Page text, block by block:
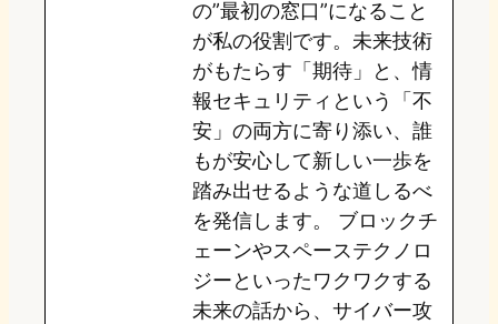
n
k
の”最初の窓口”になること
が私の役割です。未来技術
がもたらす「期待」と、情
報セキュリティという「不
安」の両方に寄り添い、誰
もが安心して新しい一歩を
踏み出せるような道しるべ
を発信します。 ブロックチ
ェーンやスペーステクノロ
ジーといったワクワクする
未来の話から、サイバー攻